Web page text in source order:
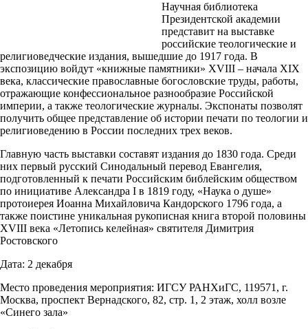
Научная библиотека
Президентской академии
представит на выставке
российские теологические и
религиоведческие издания, вышедшие до 1917 года. В
экспозицию войдут «книжные памятники» XVIII – начала XIX
века, классические православные богословские труды, работы,
отражающие конфессиональное разнообразие Российской
империи, а также теологические журналы. Экспонаты позволят
получить общее представление об истории печати по теологии и
религиоведению в России последних трех веков.
Главную часть выставки составят издания до 1830 года. Среди
них первый русский Синодальный перевод Евангелия,
подготовленный к печати Российским библейским обществом
по инициативе Александра I в 1819 году, «Наука о душе»
протоиерея Иоанна Михайловича Кандорского 1796 года, а
также поистине уникальная рукописная книга второй половины
XVIII века «Летопись келейная» святителя Димитрия
Ростовского
Дата: 2 декабря
Место проведения мероприятия: ИГСУ РАНХиГС, 119571, г.
Москва, проспект Вернадского, 82, стр. 1, 2 этаж, холл возле
«Синего зала»